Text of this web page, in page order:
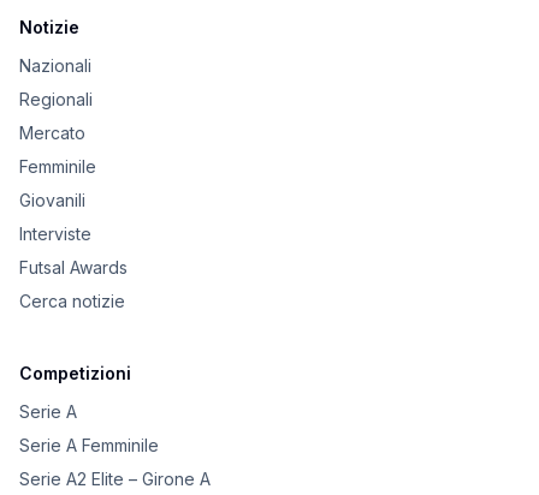
Notizie
Nazionali
Regionali
Mercato
Femminile
Giovanili
Interviste
Futsal Awards
Cerca notizie
Competizioni
Serie A
Serie A Femminile
Serie A2 Elite – Girone A